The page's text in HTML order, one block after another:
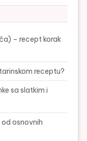
– recept korak
receptu?
sa slatkim i
osnovnih